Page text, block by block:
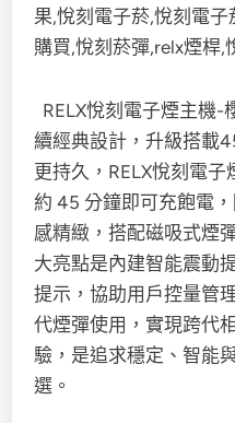
RELX悅刻電子煙主機-
續經典設計，升級搭載
更持久，RELX悅刻電子
約 45 分鐘即可充飽電
感精緻，搭配磁吸式煙
大亮點是內建智能震動
提示，協助用戶控量管
代煙彈使用，實現跨代
驗，是追求穩定、智能
選。